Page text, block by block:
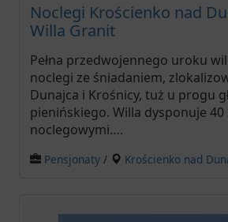
Noclegi Krościenko nad
Willa Granit
Pełna przedwojennego uroku
noclegi ze śniadaniem,
Dunajca i Krośnicy, tuż u progu
pienińskiego. Willa dysponuje 40
noclegowymi….
Pensjonaty / Krościenko nad